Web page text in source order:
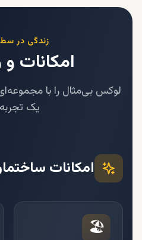
زندگی در
امکانات
لوکس بی‌مثال را با
یک
امکانات
🏖️